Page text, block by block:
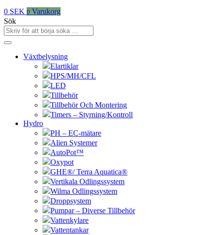
0 SEK 0 Varukorg
Sök
Växtbelysning
Elartiklar
HPS/MH/CFL
LED
Tillbehör
Tillbehör Och Montering
Timers – Styrning/Kontroll
Hydro
PH – EC-mätare
Alien Systemer
AutoPot™
Oxypot
GHE®/ Terra Aquatica®
Vertikala Odlingssystem
Wilma Odlingssystem
Droppsystem
Pumpar – Diverse Tillbehör
Vattenkylare
Vattentankar